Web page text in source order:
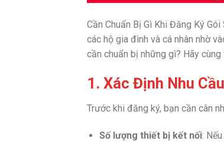
Cần Chuẩn Bị Gì Khi Đăng Ký
các hộ gia đình và cá nhân nhờ
cần chuẩn bị những gì? Hãy cùng
1. Xác Định Nhu
Trước khi đăng ký, bạn cần cân
Số lượng thiết bị kết nối: